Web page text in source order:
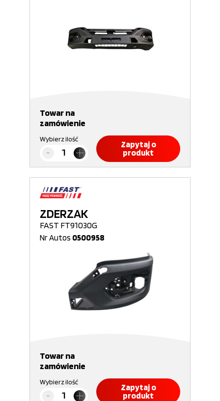
Towar na
zamówienie
Wybierz ilość
Zapytaj o
produkt
ZDERZAK
FAST FT91030G
Nr Autos 0500958
Towar na
zamówienie
Wybierz ilość
Zapytaj o
produkt